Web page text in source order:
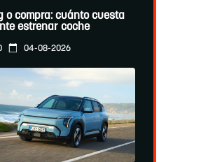
o compra: cuánto cuesta
estrenar coche
04-08-2026